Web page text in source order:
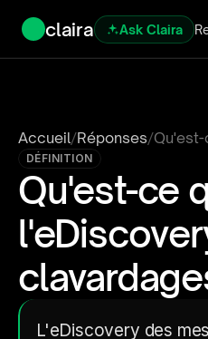
claira Ask Claira
Accueil/Réponses/
DÉFINITION
Qu'est-ce
L'eDiscovery des